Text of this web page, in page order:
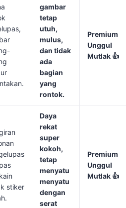
gambar
tetap
utuh,
mulus,
dan tidak
ada
bagian
yang
rontok.
Premium
Unggul
Mutlak 👍
stiker
Daya
rekat
super
kokoh,
tetap
menyatu
menyatu
dengan
serat
Premium
Unggul
Mutlak 👍